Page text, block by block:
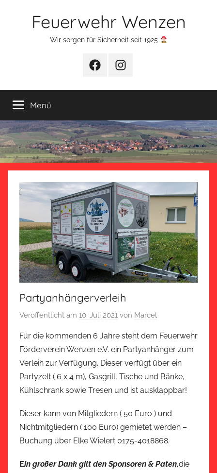
Feuerwehr Wenzen
Wir sorgen für Sicherheit seit 1925
FacebookInstagram
Menü
Partyanhängerverleih
Veröffentlicht am 10. Juli 2021 von Marcel
Für die kommenden 6 Jahre steht dem Feuerwehr
Förderverein Wenzen e.V. ein Partyanhänger zum
Verleih zur Verfügung. Dieser verfügt über ein
Partyzelt ( 6 x 4 m), Gasgrill, Tische und Bänke,
Kühlschrank sowie Tresen und ist ausklappbar!
Dieser kann von Mitgliedern ( 50 Euro ) und
Nichtmitgliedern ( 100 Euro) gemietet werden –
Buchung über Elke Wielert 0175-4018868.
Ein großer Dank gilt den Sponsoren & Paten,die